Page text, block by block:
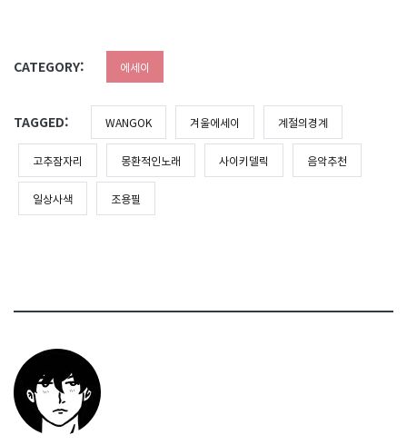
CATEGORY: 에세이
TAGGED: WANGOK 겨울에세이 계절의경계
고추잠자리 몽환적인노래 사이키델릭 음악추천
일상사색 조용필